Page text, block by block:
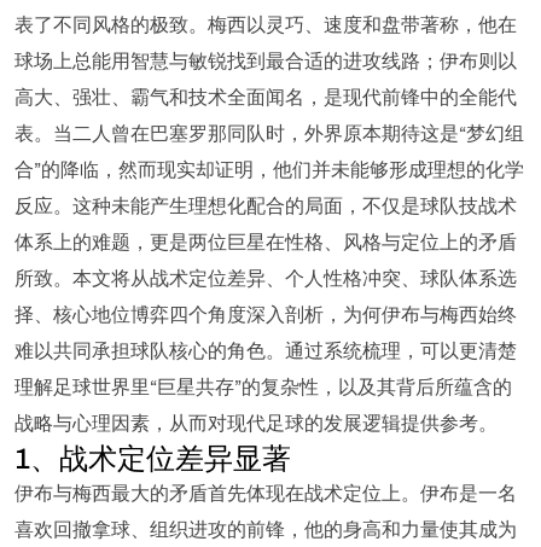
表了不同风格的极致。梅西以灵巧、速度和盘带著称，他在
球场上总能用智慧与敏锐找到最合适的进攻线路；伊布则以
高大、强壮、霸气和技术全面闻名，是现代前锋中的全能代
表。当二人曾在巴塞罗那同队时，外界原本期待这是“梦幻组
合”的降临，然而现实却证明，他们并未能够形成理想的化学
反应。这种未能产生理想化配合的局面，不仅是球队技战术
体系上的难题，更是两位巨星在性格、风格与定位上的矛盾
所致。本文将从战术定位差异、个人性格冲突、球队体系选
择、核心地位博弈四个角度深入剖析，为何伊布与梅西始终
难以共同承担球队核心的角色。通过系统梳理，可以更清楚
理解足球世界里“巨星共存”的复杂性，以及其背后所蕴含的
战略与心理因素，从而对现代足球的发展逻辑提供参考。
1、战术定位差异显著
伊布与梅西最大的矛盾首先体现在战术定位上。伊布是一名
喜欢回撤拿球、组织进攻的前锋，他的身高和力量使其成为